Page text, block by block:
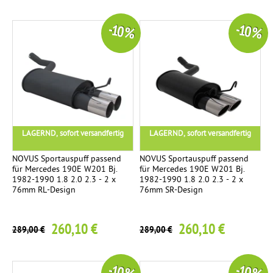
LAGERND, sofort versandfertig
NOVUS Sportauspuff passend
für Mercedes 190E W201 Bj.
1982-1990 1.8 2.0 2.3 - 2 x
76mm RL-Design
289,00 € 260,10 €
-10 %
LAGERND, sofort versandfertig
NOVUS Sportauspuff passend
für Mercedes 190E W201 Bj.
1982-1990 1.8 2.0 2.3 - 2 x
76mm SR-Design
289,00 € 260,10 €
-10 %